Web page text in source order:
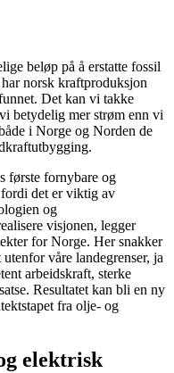
beløp på å erstatte fossil
norsk kraftproduksjon
Det kan vi takke
betydelig mer strøm enn vi
i Norge og Norden de
første fornybare og
det er viktig av
og
visjonen, legger
for Norge. Her snakker
våre landegrenser, ja
arbeidskraft, sterke
Resultatet kan bli en ny
fra olje- og
elektrisk